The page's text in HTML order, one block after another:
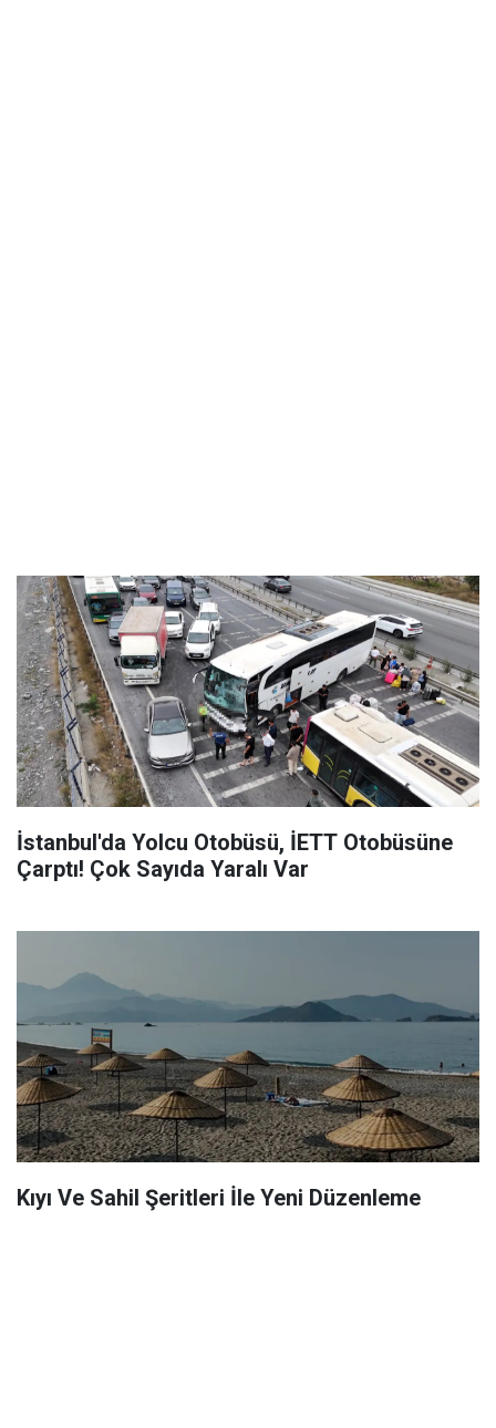
İstanbul'da Yolcu Otobüsü, İETT Otobüsüne
Çarptı! Çok Sayıda Yaralı Var
Kıyı Ve Sahil Şeritleri İle Yeni Düzenleme